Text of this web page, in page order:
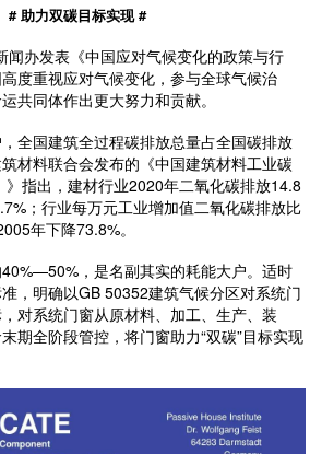
# 助力双碳目标实现 #
闻办发表《中国应对气候变化的政策与行
度重视应对气候变化，参与全球气候治
共同体作出更大努力和贡献。
全国建筑全过程碳排放总量占全国碳排放
材料联合会发布的《中国建筑材料工业碳
指出，建材行业2020年二氧化碳排放14.8
；行业每万元工业增加值二氧化碳排放比
年下降73.8%。
，是名副其实的耗能大户。适时
，明确以GB 50352建筑气候分区对系统门
对系统门窗从原材料、加工、生产、装
期全阶段管控，将门窗助力“双碳”目标实现